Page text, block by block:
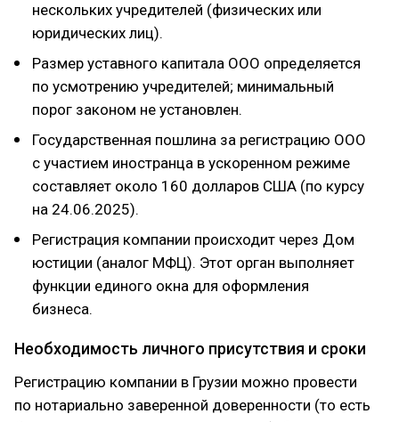
нескольких учредителей (физических или
юридических лиц).
Размер уставного капитала ООО определяется
по усмотрению учредителей; минимальный
порог законом не установлен.
Государственная пошлина за регистрацию ООО
с участием иностранца в ускоренном режиме
составляет около 160 долларов США (по курсу
на 24.06.2025).
Регистрация компании происходит через Дом
юстиции (аналог МФЦ). Этот орган выполняет
функции единого окна для оформления
бизнеса.
Необходимость личного присутствия и сроки
Регистрацию компании в Грузии можно провести
по нотариально заверенной доверенности (то есть